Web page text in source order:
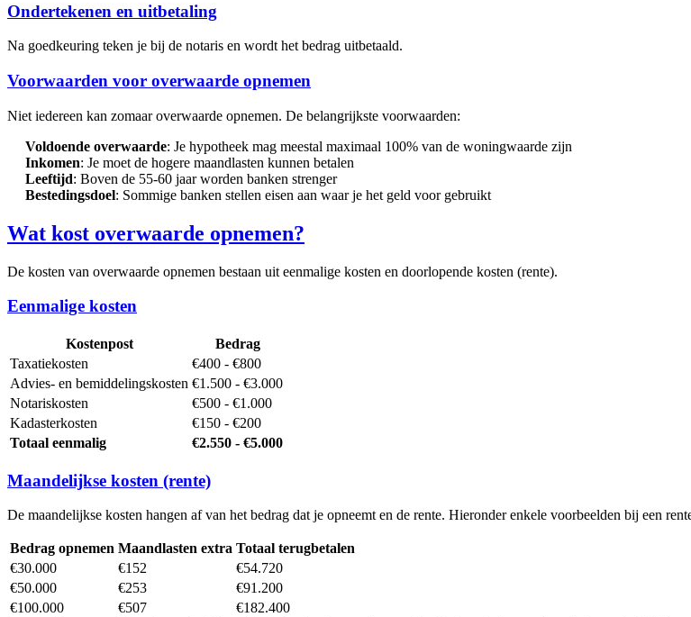
Ondertekenen en uitbetaling
Na goedkeuring teken je bij de notaris en wordt het bedrag uitbetaald.
Voorwaarden voor overwaarde opnemen
Niet iedereen kan zomaar overwaarde opnemen. De belangrijkste voorwaarden:
Voldoende overwaarde: Je hypotheek mag meestal maximaal 100% van de woningwaarde zijn
Inkomen: Je moet de hogere maandlasten kunnen betalen
Leeftijd: Boven de 55-60 jaar worden banken strenger
Bestedingsdoel: Sommige banken stellen eisen aan waar je het geld voor gebruikt
Wat kost overwaarde opnemen?
De kosten van overwaarde opnemen bestaan uit eenmalige kosten en doorlopende kosten (rente).
Eenmalige kosten
Kostenpost
Bedrag
Taxatiekosten
€400 - €800
Advies- en bemiddelingskosten €1.500 - €3.000
Notariskosten
€500 - €1.000
Kadasterkosten
€150 - €200
Totaal eenmalig
€2.550 - €5.000
Maandelijkse kosten (rente)
De maandelijkse kosten hangen af van het bedrag dat je opneemt en de rente. Hieronder enkele voorbeelden bij een
Bedrag opnemen Maandlasten extra Totaal terugbetalen
€30.000
€152
€54.720
€50.000
€253
€91.200
€100.000
€507
€182.400